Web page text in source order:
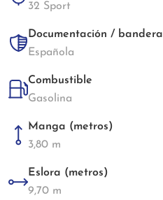
32 Sport
Documentación / bandera
Española
Combustible
Gasolina
Manga (metros)
3,80 m
Eslora (metros)
9,70 m